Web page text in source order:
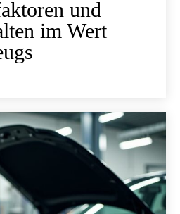
und
im Wert